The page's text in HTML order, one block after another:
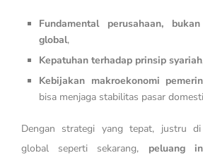
Fundamental perusahaan,
global,
Kepatuhan terhadap prinsip syariah
Kebijakan makroekonomi
bisa menjaga stabilitas pasar
Dengan strategi yang tepat, justru di
global seperti sekarang, peluang